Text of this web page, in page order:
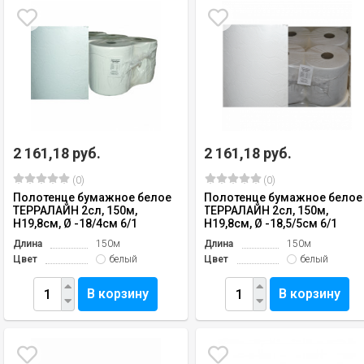
2 161,18 руб.
(0)
Полотенце бумажное белое
ТЕРРАЛАЙН 2сл, 150м,
H19,8см, Ø -18/4см 6/1
Длина
150м
Цвет
белый
В корзину
2 161,18 руб.
(0)
Полотенце бумажное белое
ТЕРРАЛАЙН 2сл, 150м,
H19,8см, Ø -18,5/5см 6/1
Длина
150м
Цвет
белый
В корзину